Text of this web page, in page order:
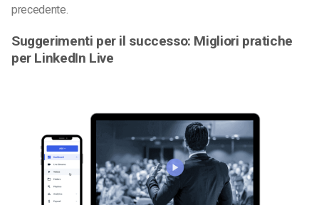
precedente.
Suggerimenti per il successo: Migliori pratiche
per LinkedIn Live